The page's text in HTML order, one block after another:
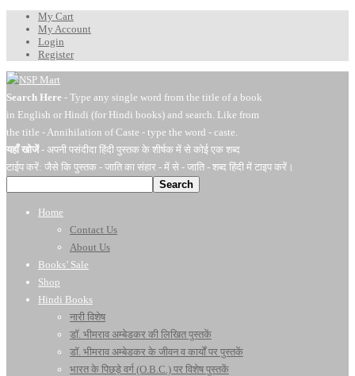
My Cart
My Account
Login
Register
Search Here - Type any single word from the title of a book
in English or Hindi (for Hindi books) and search. Like from
the title - Annihilation of Caste - type the word - caste.
यहाँ खोजें- अपनी पसंदीदा हिंदी पुस्तक के शीर्षक में से कोई एक शब्द
टाईप करें: जैसे कि पुस्तक - जाति का संहार - में से - जाति - शब्द हिंदी में टाइप करें।
Search
Home
Contact Us
About Us
Books’ Sale
Shop
Hindi Books
नारी विशेष
डॉ. भीमराव अम्बेडकर की लिखित पुस्तकें
डॉ. भीमराव अम्बेडकर के जीवन व कार्यों पर पुस्तकें
भारत के पिछड़े वर्ग (O.B.C.) पर विशेष पुस्तकें